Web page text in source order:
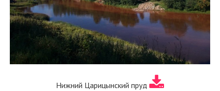
Нижний Царицынский пруд